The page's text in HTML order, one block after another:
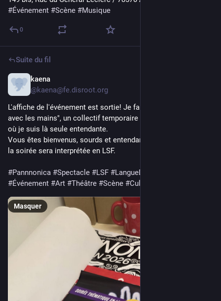
#Événement #Scène #Musique
0
Suite du fil
kaena
@kaena@fe.disroot.org
L'affiche de l'événement est sortie! Je fais partie de "Chœur
avec les mains", un collectif temporaire de chansigneureuses
où je suis là seule entendante.
Vous êtes bienvenus, sourds et entendants confondus! Toute
la soirée sera interprétée en LSF.
#Pannnonica #Spectacle #LSF #LangueDesSignes
#Événement #Art #Théâtre #Scène #Culture
Masquer